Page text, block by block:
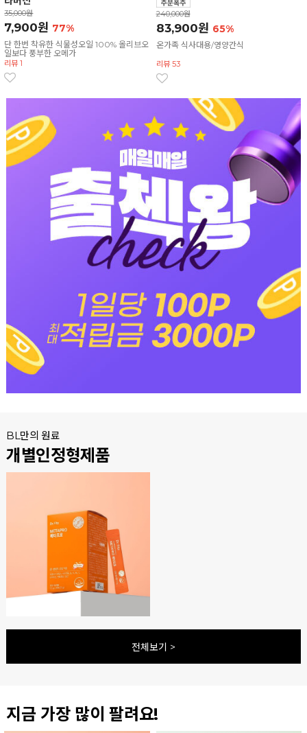
35,000원
7,900원 77%
단 한번 착유한 식물성오일 100% 올리브오
일보다 풍부한 오메가
리뷰 1
240,000원
83,900원 65%
온가족 식사대용/영양간식
리뷰 53
BL만의 원료
개별인정형제품
전체보기 >
지금 가장 많이 팔려요!